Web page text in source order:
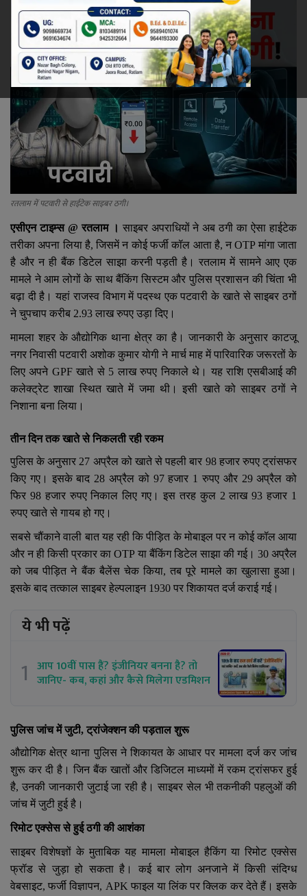
रेलवे
खेल
ज्योतिष
कला-साहित्य
निर्वाचन
धर्म-संस्कृति
करियर
वीडियो
YouTube
Language
English Hiindi
रतलाम में पटवारी से हाईटेक साइबर ठगी।
एसीएन टाइम्स @ रतलाम । साइबर अपराधियों ने अब ठगी का ऐसा हाईटेक
तरीका अपना लिया है,जिसमें न कोई फर्जी कॉल आता है,नOTP मांगा जाता
है और न ही बैंक डिटेल साझा करनी पड़ती है। रतलाम में सामने आए एक
मामले ने आम लोगों के साथ बैंकिंग सिस्टम और पुलिस प्रशासन की चिंता भी
बढ़ा दी है। यहां राजस्व विभाग में पदस्थ एक पटवारी के खाते से साइबर ठगों
ने चुपचाप करीब 2.93 लाख रुपए उड़ा दिए।
मामला शहर के औद्योगिक थाना क्षेत्र का है। जानकारी के अनुसार काटजू
नगर निवासी पटवारी अशोक कुमार योगी ने मार्च माह में पारिवारिक जरूरतों के
लिए अपने GPFखाते से 5 लाख रुपए निकाले थे। यह राशि एसबीआई की
कलेक्ट्रेट शाखा स्थित खाते में जमा थी। इसी खाते को साइबर ठगों ने
निशाना बना लिया।
तीन दिन तक खाते से निकलती रही रकम
पुलिस के अनुसार 27 अप्रैल को खाते से पहली बार 98 हजार रुपए ट्रांसफर
किए गए। इसके बाद 28 अप्रैल को 97हजार 1 रुपए और 29अप्रैल को
फिर 98 हजार रुपए निकाल लिए गए। इस तरह कुल 2लाख93हजार 1
रुपए खाते से गायब हो गए।
सबसे चौंकाने वाली बात यह रही कि पीड़ित के मोबाइल पर न कोई कॉल आया
और न ही किसी प्रकार काOTP या बैंकिंग डिटेल साझा की गई। 30अप्रैल
को जब पीड़ित ने बैंक बैलेंस चेक किया,तब पूरे मामले का खुलासा हुआ।
इसके बाद तत्काल साइबर हेल्पलाइन 1930 पर शिकायत दर्ज कराई गई।
ये भी पढ़ें
1 आप 10वीं पास हैं? इंजीनियर बनना है? तो
जानिए- कब, कहां और कैसे मिलेगा एडमिशन
पुलिस जांच में जुटी, ट्रांजेक्शन की पड़ताल शुरू
औद्योगिक क्षेत्र थाना पुलिस ने शिकायत के आधार पर मामला दर्ज कर जांच
शुरू कर दी है। जिन बैंक खातों और डिजिटल माध्यमों में रकम ट्रांसफर हुई
है, उनकी जानकारी जुटाई जा रही है। साइबर सेल भी तकनीकी पहलुओं की
जांच में जुटी हुई है।
रिमोट एक्सेस से हुई ठगी की आशंका
साइबर विशेषज्ञों के मुताबिक यह मामला मोबाइल हैकिंग या रिमोट एक्सेस
फ्रॉड से जुड़ा हो सकता है। कई बार लोग अनजाने में किसी संदिग्ध
वेबसाइट,फर्जी विज्ञापन, APK फाइल या लिंक पर क्लिक कर देते हैं। इसके